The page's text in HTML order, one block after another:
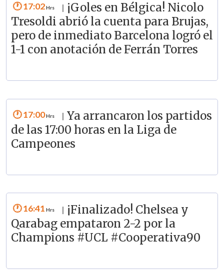
17:02
¡Goles en Bélgica! Nicolo
Tresoldi abrió la cuenta para Brujas,
pero de inmediato Barcelona logró el
1-1 con anotación de Ferrán Torres
17:00
Ya arrancaron los partidos
de las 17:00 horas en la Liga de
Campeones
16:41
¡Finalizado! Chelsea y
Qarabag empataron 2-2 por la
Champions #UCL #Cooperativa90